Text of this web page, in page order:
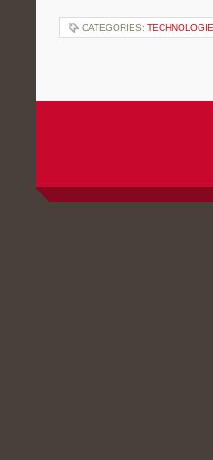
CATEGORIES: